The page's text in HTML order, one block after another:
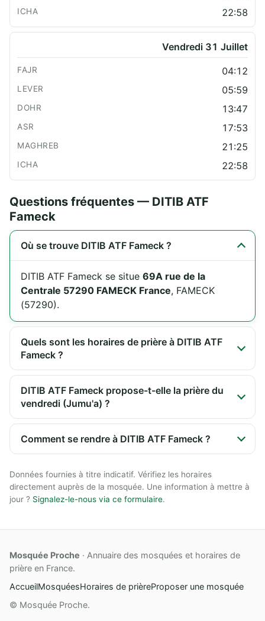
22:58
Vendredi 31 Juillet
04:12
05:59
13:47
17:53
21:25
22:58
Questions fréquentes — DITIB ATF
Fameck
Où se trouve DITIB ATF Fameck ?
DITIB ATF Fameck se situe 69A rue de la
Centrale 57290 FAMECK France, FAMECK
(57290).
Quels sont les horaires de prière à DITIB ATF
Fameck ?
DITIB ATF Fameck propose-t-elle la prière du
vendredi (Jumu'a) ?
Comment se rendre à DITIB ATF Fameck ?
Données fournies à titre indicatif. Vérifiez les horaires
directement auprès de la mosquée. Une information à mettre à
jour ? Signalez-le-nous via ce formulaire.
Mosquée Proche · Annuaire des mosquées et horaires de
prière en France.
AccueilMosquéesHoraires de prièreProposer une mosquée
© Mosquée Proche.